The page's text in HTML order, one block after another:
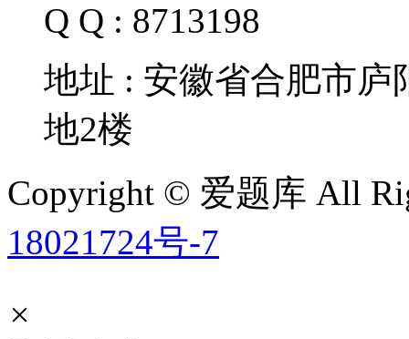
Q Q : 8713198
地址 : 安徽省合肥市
地2楼
Copyright © 爱题库 All
18021724号-7
×